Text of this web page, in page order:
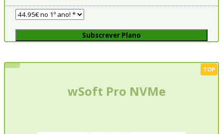
Subscrever Plano
TOP
wSoft Pro NVMe